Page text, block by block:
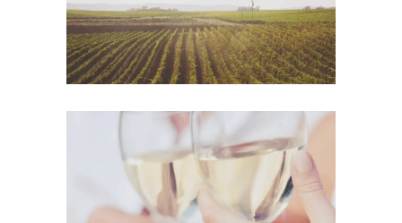
The Winery
Details